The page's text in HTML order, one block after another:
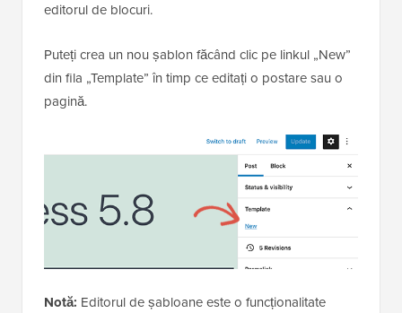
editorul de blocuri.
Puteți crea un nou șablon făcând clic pe linkul „New”
din fila „Template” în timp ce editați o postare sau o
pagină.
Notă: Editorul de șabloane este o funcționalitate